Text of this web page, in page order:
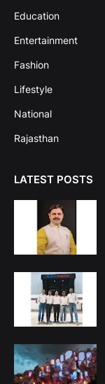
Education
Entertainment
Fashion
Lifestyle
National
Rajasthan
LATEST POSTS